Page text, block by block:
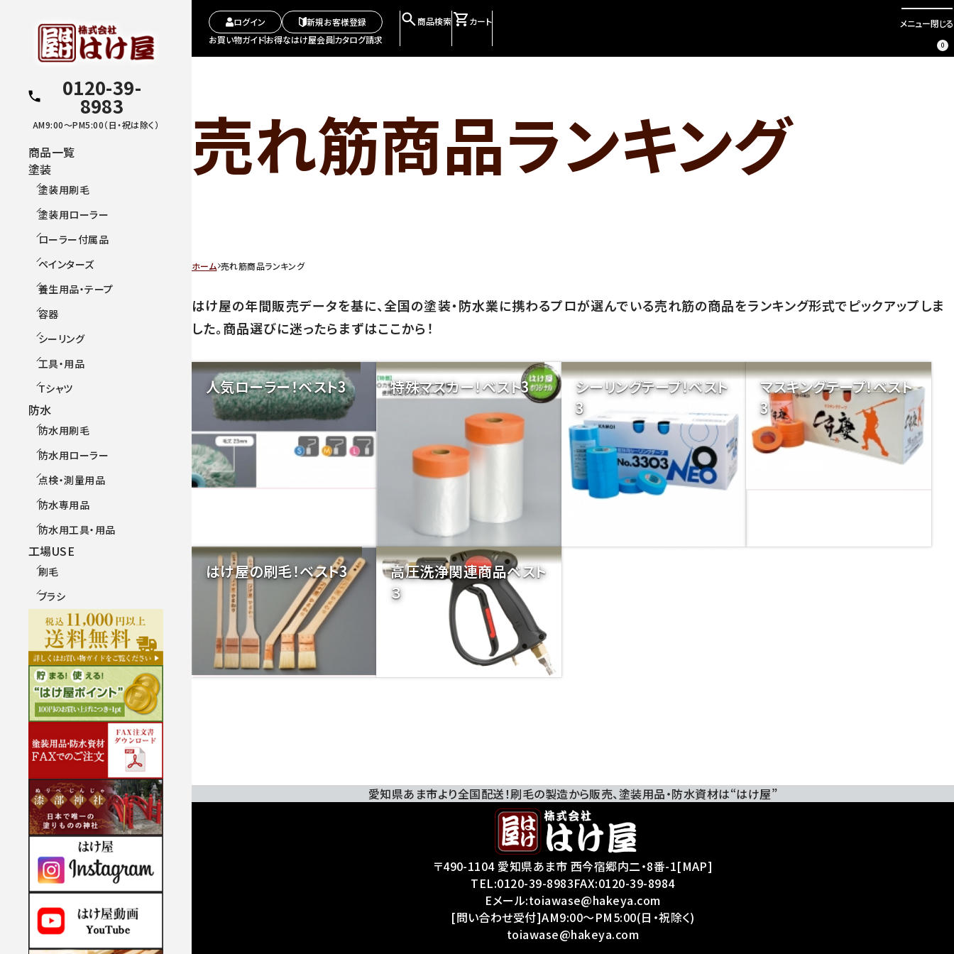
ログイン
新規お客様登録
お買い物ガイドお得なはけ屋会員カタログ請求
商品検索 カート
0
メニュー閉じる
売れ筋商品ランキング
ホーム 売れ筋商品ランキング
はけ屋の年間販売データを基に、全国の塗装・防水業に携わるプロが選んでいる売れ筋の商品をランキング形式でピックアップしま
した。商品選びに迷ったらまずはここから！
人気ローラー！ベスト3 特殊マスカー！ベスト3
シーリングテープ！ベスト
3
マスキングテープ！ベスト
3
はけ屋の刷毛！ベスト3
高圧洗浄関連商品ベスト
３
0120-39-
8983
AM9:00～PM5:00（日・祝は除く）
商品一覧
塗装
塗装用刷毛
塗装用ローラー
ローラー付属品
ペインターズ
養生用品・テープ
容器
シーリング
工具・用品
Tシャツ
防水
防水用刷毛
防水用ローラー
点検・測量用品
防水専用品
防水用工具・用品
工場USE
刷毛
ブラシ
愛知県あま市より全国配送！刷毛の製造から販売、塗装用品・防水資材は“はけ屋”
〒490-1104 愛知県あま市 西今宿郷内二・8番-1[MAP]
TEL:0120-39-8983FAX:0120-39-8984
Eメール:toiawase@hakeya.com
[問い合わせ受付]AM9:00～PM5:00(日・祝除く)
toiawase@hakeya.com